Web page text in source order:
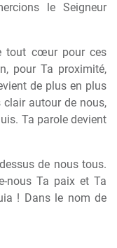
le Seigneur
tout cœur pour ces
pour Ta proximité,
de plus en plus
autour de nous,
Ta parole devient
de nous tous.
nous Ta paix et Ta
! Dans le nom de